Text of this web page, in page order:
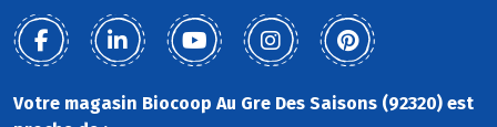
Votre magasin Biocoop Au Gre Des Saisons (92320) est